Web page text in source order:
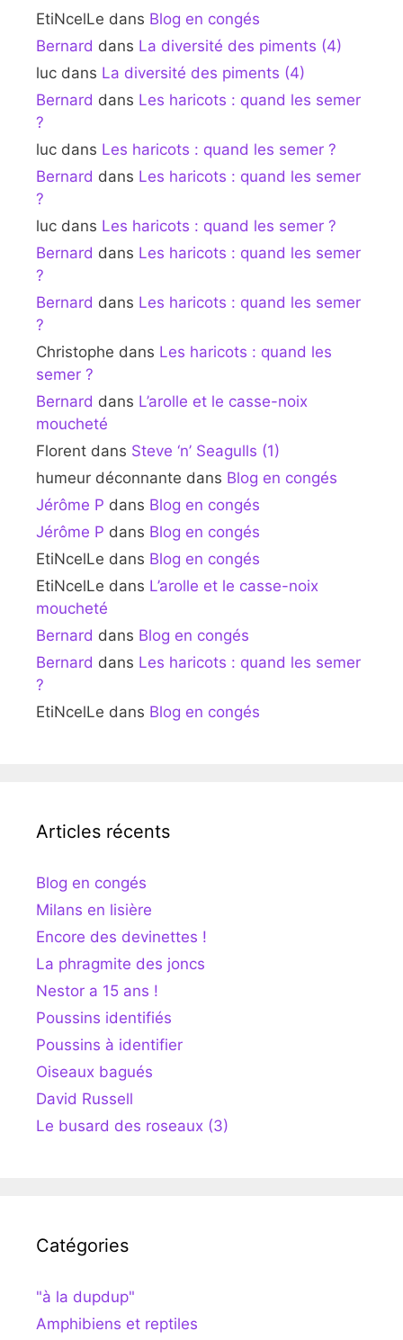
EtiNcelLe dans Blog en congés
Bernard dans La diversité des piments (4)
luc dans La diversité des piments (4)
Bernard dans Les haricots : quand les semer
?
luc dans Les haricots : quand les semer ?
Bernard dans Les haricots : quand les semer
?
luc dans Les haricots : quand les semer ?
Bernard dans Les haricots : quand les semer
?
Bernard dans Les haricots : quand les semer
?
Christophe dans Les haricots : quand les
semer ?
Bernard dans L’arolle et le casse-noix
moucheté
Florent dans Steve ‘n’ Seagulls (1)
humeur déconnante dans Blog en congés
Jérôme P dans Blog en congés
Jérôme P dans Blog en congés
EtiNcelLe dans Blog en congés
EtiNcelLe dans L’arolle et le casse-noix
moucheté
Bernard dans Blog en congés
Bernard dans Les haricots : quand les semer
?
EtiNcelLe dans Blog en congés
Articles récents
Blog en congés
Milans en lisière
Encore des devinettes !
La phragmite des joncs
Nestor a 15 ans !
Poussins identifiés
Poussins à identifier
Oiseaux bagués
David Russell
Le busard des roseaux (3)
Catégories
"à la dupdup"
Amphibiens et reptiles